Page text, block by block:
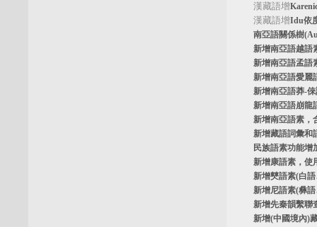
漢藏語增
漢藏語增Idu依
南亞語關係樹
新增南亞語越語
新增南亞語孟語
新增南亞語愛麗
新增南亞語莽-倈
新增南亞語崩龍
新增南亞語素，
新增藏語詞彙和
民族語素功能
新增康語素，使
新增僰語素(白
新增尼語素(彝
新增先秦韻繫聯
新增(中國境內)